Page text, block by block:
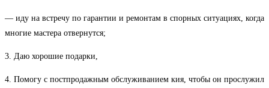
— иду на встречу по гарантии и ремонтам в спорных ситуациях, когда
многие мастера отвернутся;
3. Даю хорошие подарки,
4. Помогу с постпродажным обслуживанием кия, чтобы он прослужил